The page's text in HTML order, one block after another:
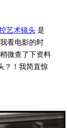
艺术镜头 是
看电影的时
微查了下资料
！我简直惊